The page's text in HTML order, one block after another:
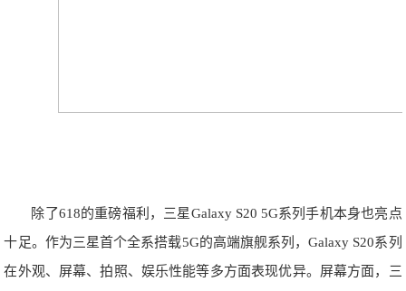
除了618的重磅福利，三星Galaxy S20 5G系列手机本身也亮点
十足。作为三星首个全系搭载5G的高端旗舰系列，Galaxy S20系列
在外观、屏幕、拍照、娱乐性能等多方面表现优异。屏幕方面，三